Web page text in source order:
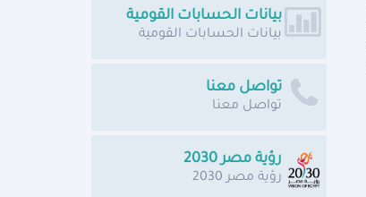
بيانات الحسابات القومية
بيانات الحسابات القومية
تواصل معنا
تواصل معنا
رؤية مصر 2030
رؤية مصر 2030